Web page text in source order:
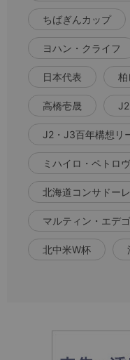
ちばぎんカップ
ヨハン・クライフ
日本代表 柏
高橋壱晟 J2
J2・J3百年構想リ
ミハイロ・ペトロ
北海道コンサドー
マルティン・エデ
北中米W杯